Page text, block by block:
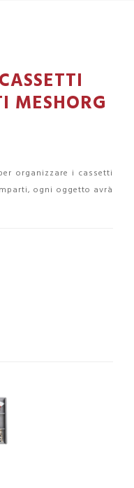
MESHORG
organizzare i cassetti
ogni oggetto avrà